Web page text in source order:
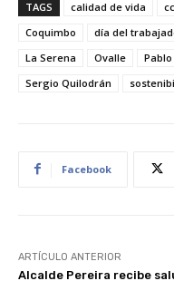
TAGS calidad de vida
Coquimbo
día del
La Serena
Ovalle
Sergio Quilodrán
Facebook
ARTÍCULO ANTERIOR
Alcalde Pereira recibe